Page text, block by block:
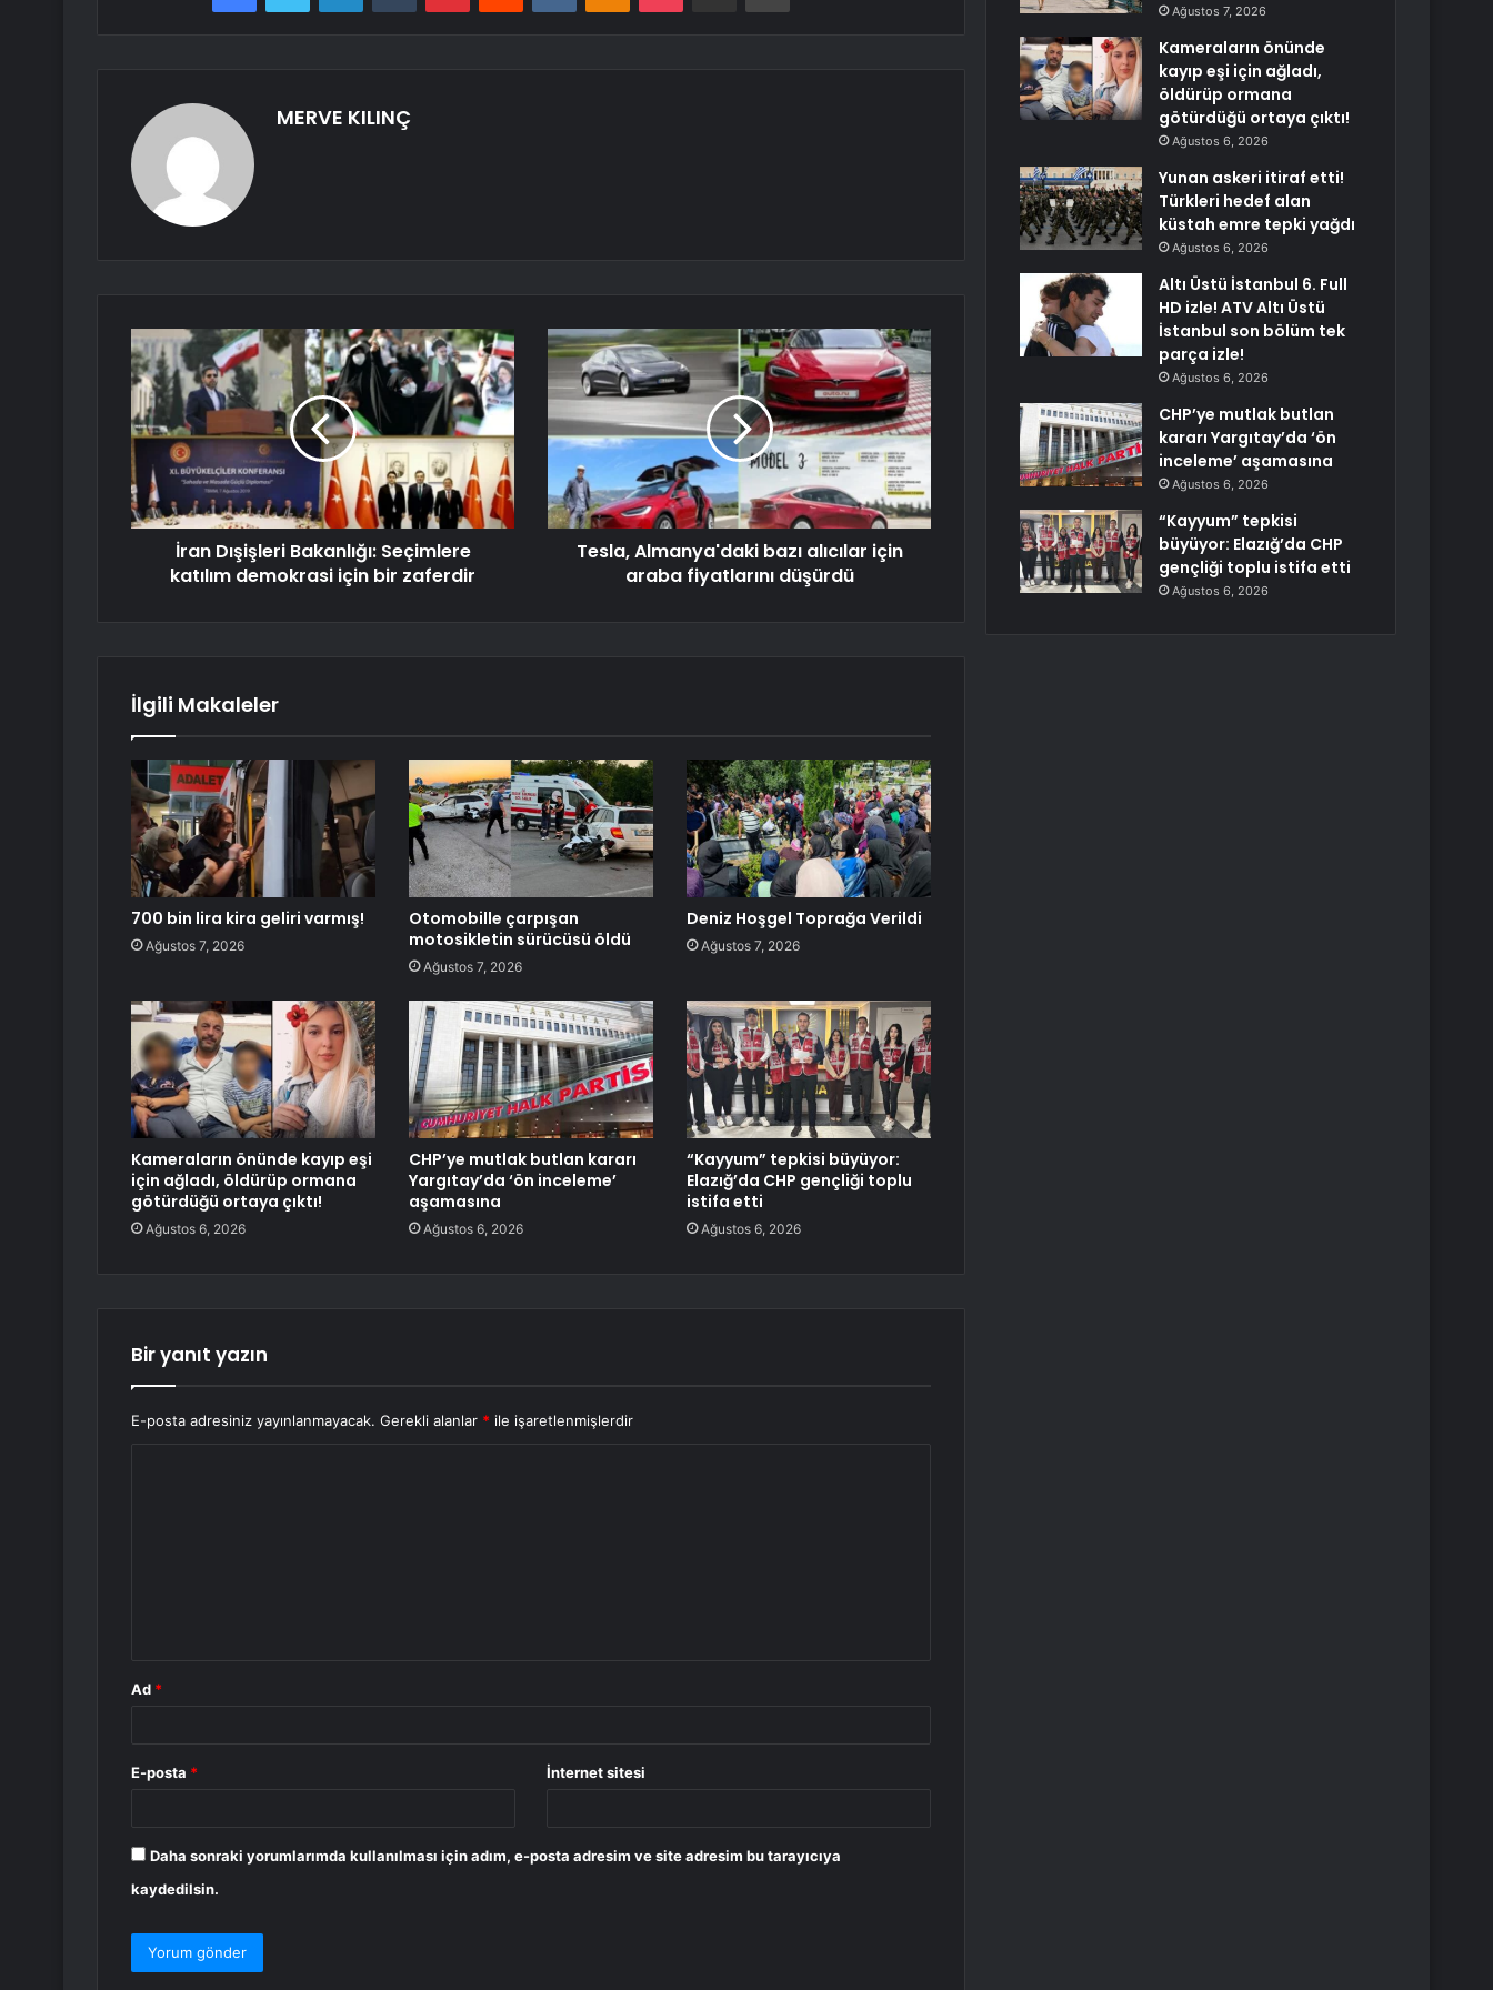
MERVE KILINÇ
İran Dışişleri Bakanlığı: Seçimlere
katılım demokrasi için bir zaferdir
Tesla, Almanya'daki bazı alıcılar için
araba fiyatlarını düşürdü
İlgili Makaleler
700 bin lira kira geliri varmış!
Ağustos 7, 2026
Otomobille çarpışan
motosikletin sürücüsü öldü
Ağustos 7, 2026
Deniz Hoşgel Toprağa Verildi
Ağustos 7, 2026
Kameraların önünde kayıp eşi
için ağladı, öldürüp ormana
götürdüğü ortaya çıktı!
Ağustos 6, 2026
CHP’ye mutlak butlan kararı
Yargıtay’da ‘ön inceleme’
aşamasına
Ağustos 6, 2026
“Kayyum” tepkisi büyüyor:
Elazığ’da CHP gençliği toplu
istifa etti
Ağustos 6, 2026
Bir yanıt yazın
E-posta adresiniz yayınlanmayacak. Gerekli alanlar * ile işaretlenmişlerdir
Ad *
E-posta * İnternet sitesi
Daha sonraki yorumlarımda kullanılması için adım, e-posta adresim ve site adresim bu tarayıcıya
kaydedilsin.
Ağustos 7, 2026
Kameraların önünde
kayıp eşi için ağladı,
öldürüp ormana
götürdüğü ortaya çıktı!
Ağustos 6, 2026
Yunan askeri itiraf etti!
Türkleri hedef alan
küstah emre tepki yağdı
Ağustos 6, 2026
Altı Üstü İstanbul 6. Full
HD izle! ATV Altı Üstü
İstanbul son bölüm tek
parça izle!
Ağustos 6, 2026
CHP’ye mutlak butlan
kararı Yargıtay’da ‘ön
inceleme’ aşamasına
Ağustos 6, 2026
“Kayyum” tepkisi
büyüyor: Elazığ’da CHP
gençliği toplu istifa etti
Ağustos 6, 2026